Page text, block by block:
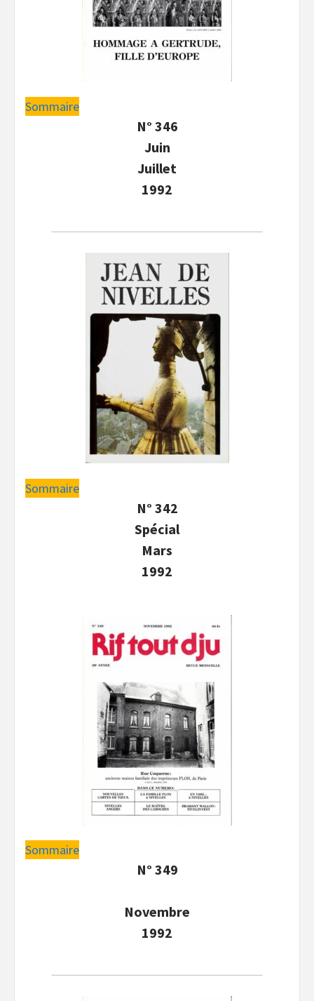
Sommaire
N° 346
Juin
Juillet
1992
Sommaire
N° 342
Spécial
Mars
1992
Sommaire
N° 349
Novembre
1992